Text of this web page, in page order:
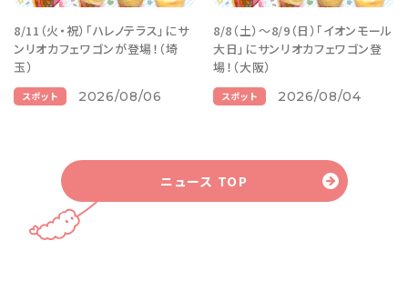
8/11（火・祝）「ハレノテラス」にサ
ンリオカフェワゴンが登場！（埼
玉）
スポット 2026/08/06
8/8（土）～8/9（日）「イオンモール
大日」にサンリオカフェワゴン登
場！（大阪）
スポット 2026/08/04
ニュース TOP